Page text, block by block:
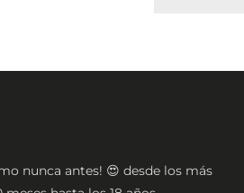
nunca antes! 😍 desde los más